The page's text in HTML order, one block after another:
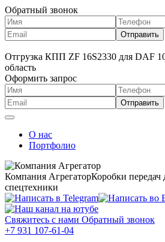
Обратный звонок
Отгрузка КПП ZF 16S2330 для DAF
область
Оформить запрос
О нас
Портфолио
Компания АгрегаторКоробки передач
спецтехники
Свяжитесь с нами Обратный звонок
+7 931 107-61-04